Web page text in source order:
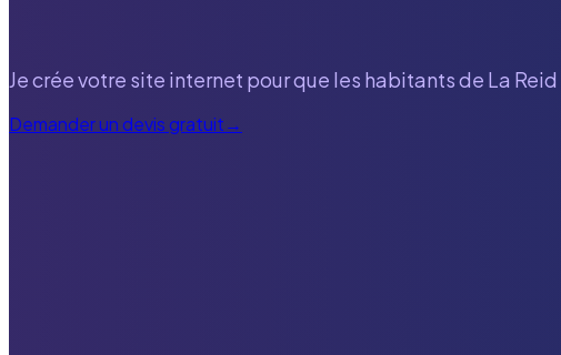
Je crée votre site internet pour que les habitants de La Reid
Demander un devis gratuit→